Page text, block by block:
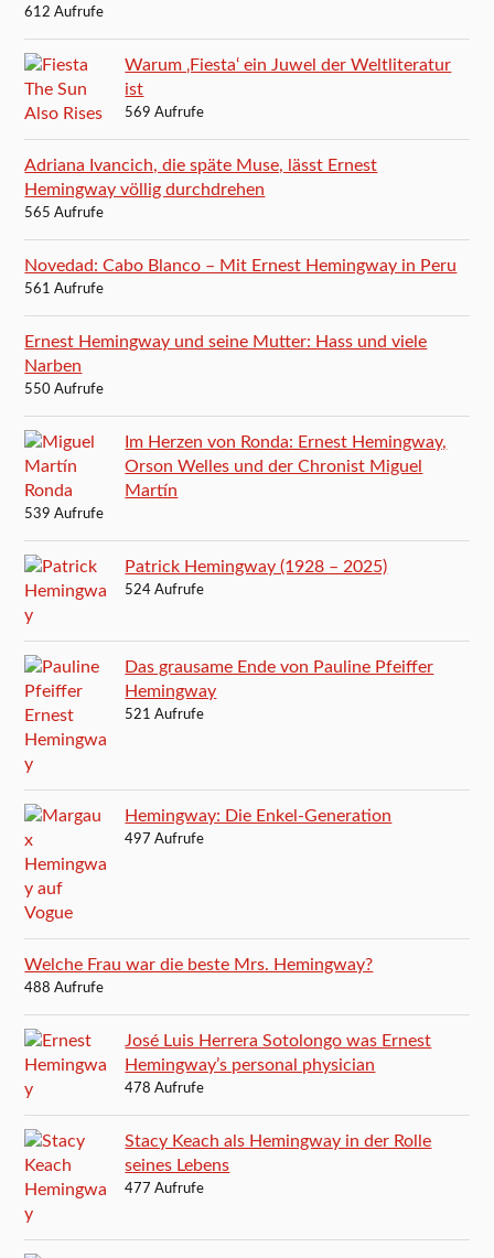
612 Aufrufe
Warum ‚Fiesta‘ ein Juwel der Weltliteratur
ist
569 Aufrufe
Adriana Ivancich, die späte Muse, lässt Ernest
Hemingway völlig durchdrehen
565 Aufrufe
Novedad: Cabo Blanco – Mit Ernest Hemingway in Peru
561 Aufrufe
Ernest Hemingway und seine Mutter: Hass und viele
Narben
550 Aufrufe
Im Herzen von Ronda: Ernest Hemingway,
Orson Welles und der Chronist Miguel
Martín
539 Aufrufe
Patrick Hemingway (1928 – 2025)
524 Aufrufe
Das grausame Ende von Pauline Pfeiffer
Hemingway
521 Aufrufe
Hemingway: Die Enkel-Generation
497 Aufrufe
Welche Frau war die beste Mrs. Hemingway?
488 Aufrufe
José Luis Herrera Sotolongo was Ernest
Hemingway’s personal physician
478 Aufrufe
Stacy Keach als Hemingway in der Rolle
seines Lebens
477 Aufrufe